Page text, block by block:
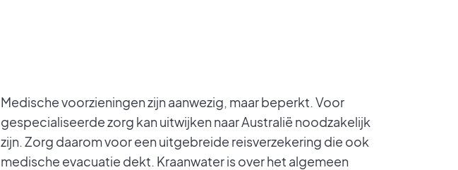
Medische voorzieningen zijn aanwezig, maar beperkt. Voor
gespecialiseerde zorg kan uitwijken naar Australië noodzakelijk
zijn. Zorg daarom voor een uitgebreide reisverzekering die ook
medische evacuatie dekt. Kraanwater is over het algemeen